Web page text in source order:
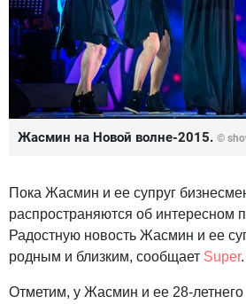
Жасмин на Новой волне-2015. ©
Пока Жасмин и ее супруг
распространяются об интересном
Радостную новость Жасмин и ее
родным и близким, сообщает Super.
Отметим, у Жасмин и ее 28-летнего